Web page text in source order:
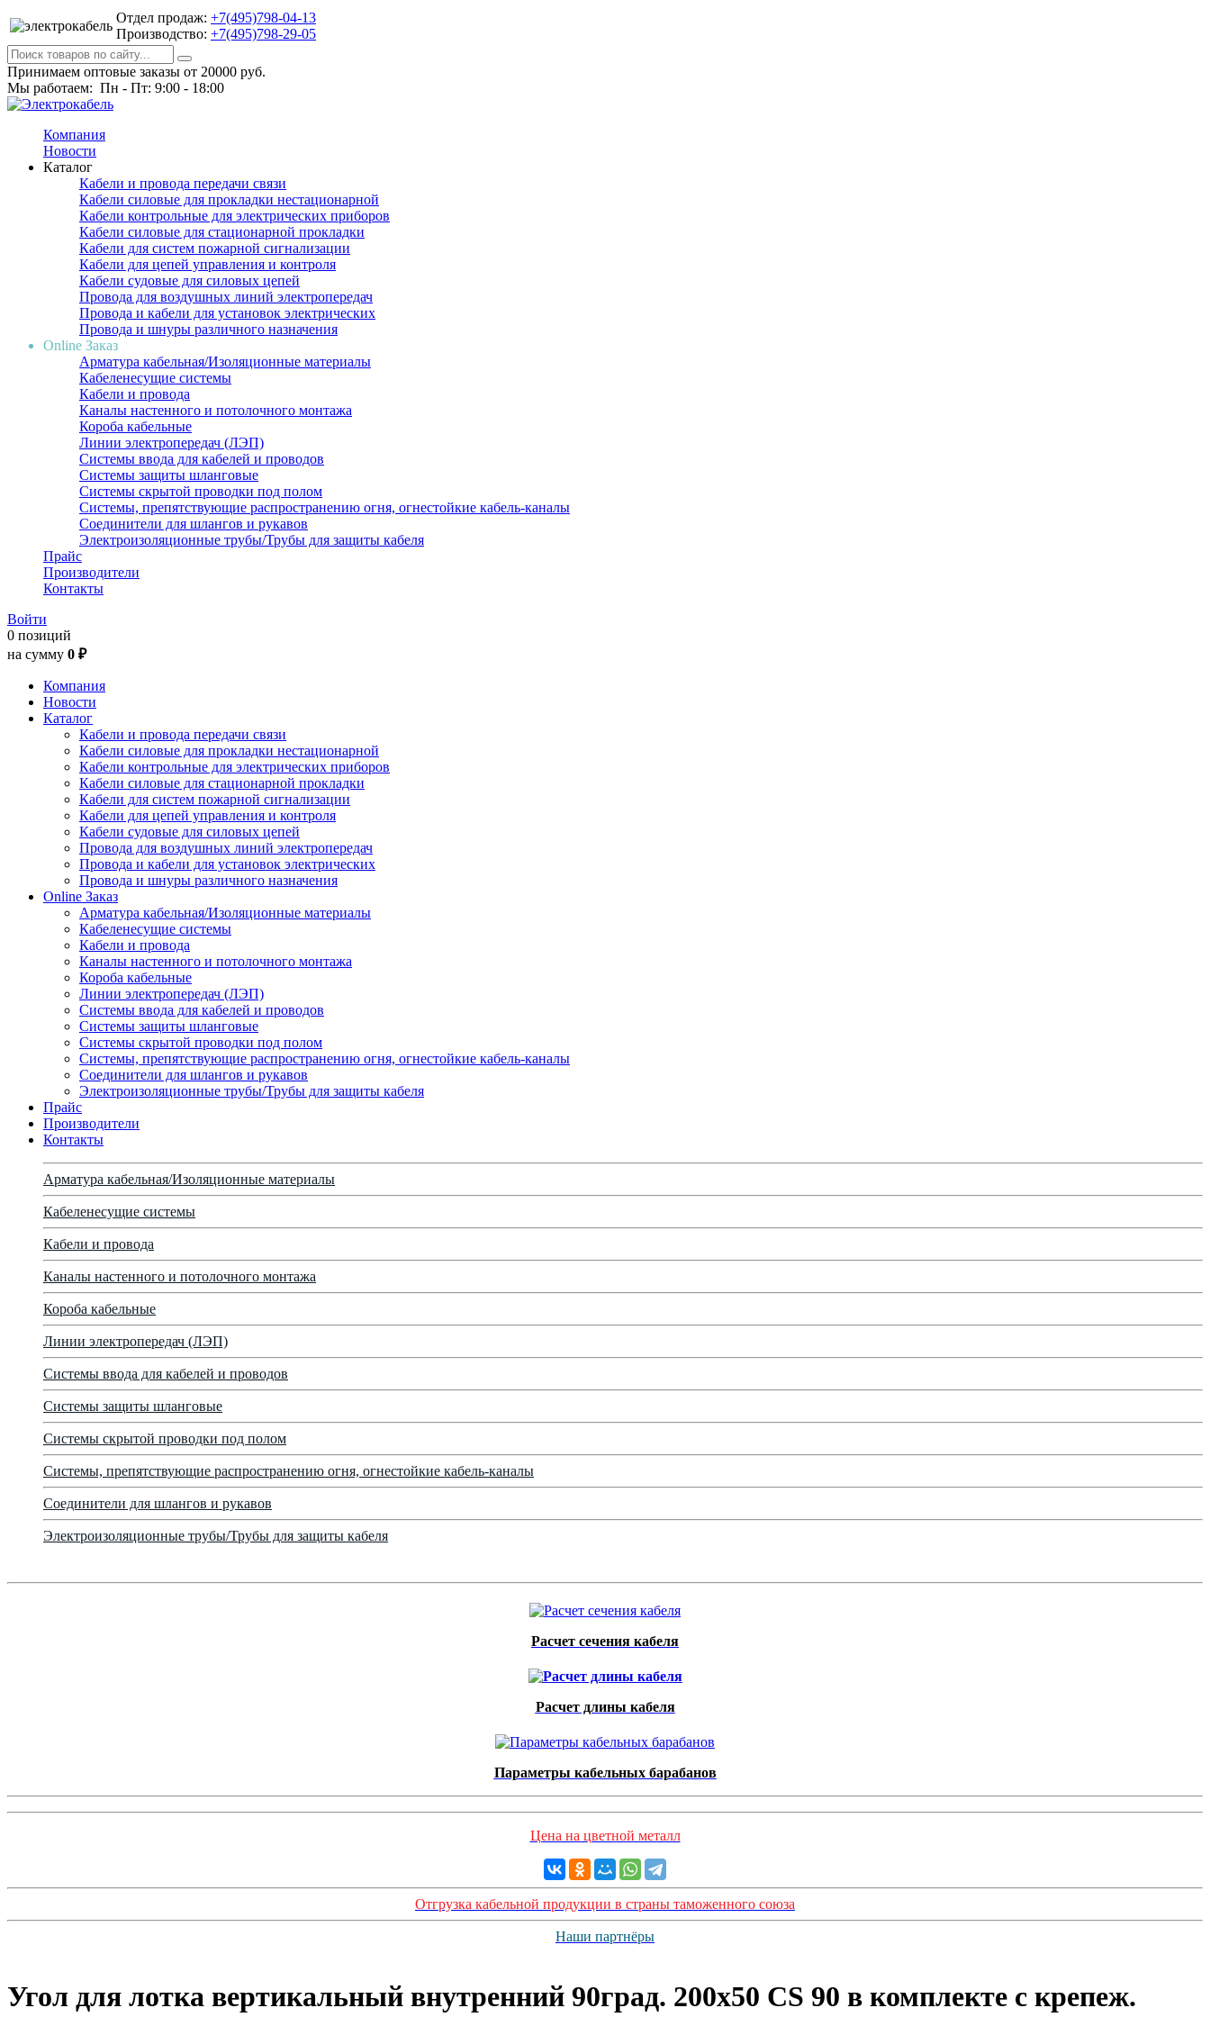
Отдел продаж: +7(495)798-04-13
Производство: +7(495)798-29-05
Принимаем оптовые заказы от 20000 руб.
Мы работаем: Пн - Пт: 9:00 - 18:00
Компания
Новости
Каталог
Кабели и провода передачи связи
Кабели силовые для прокладки нестационарной
Кабели контрольные для электрических приборов
Кабели силовые для стационарной прокладки
Кабели для систем пожарной сигнализации
Кабели для цепей управления и контроля
Кабели судовые для силовых цепей
Провода для воздушных линий электропередач
Провода и кабели для установок электрических
Провода и шнуры различного назначения
Online Заказ
Арматура кабельная/Изоляционные материалы
Кабеленесущие системы
Кабели и провода
Каналы настенного и потолочного монтажа
Короба кабельные
Линии электропередач (ЛЭП)
Системы ввода для кабелей и проводов
Системы защиты шланговые
Системы скрытой проводки под полом
Системы, препятствующие распространению огня, огнестойкие кабель-каналы
Соединители для шлангов и рукавов
Электроизоляционные трубы/Трубы для защиты кабеля
Прайс
Производители
Контакты
Войти
0 позиций
на сумму 0 ₽
Компания
Новости
Каталог
Кабели и провода передачи связи
Кабели силовые для прокладки нестационарной
Кабели контрольные для электрических приборов
Кабели силовые для стационарной прокладки
Кабели для систем пожарной сигнализации
Кабели для цепей управления и контроля
Кабели судовые для силовых цепей
Провода для воздушных линий электропередач
Провода и кабели для установок электрических
Провода и шнуры различного назначения
Online Заказ
Арматура кабельная/Изоляционные материалы
Кабеленесущие системы
Кабели и провода
Каналы настенного и потолочного монтажа
Короба кабельные
Линии электропередач (ЛЭП)
Системы ввода для кабелей и проводов
Системы защиты шланговые
Системы скрытой проводки под полом
Системы, препятствующие распространению огня, огнестойкие кабель-каналы
Соединители для шлангов и рукавов
Электроизоляционные трубы/Трубы для защиты кабеля
Прайс
Производители
Контакты
Арматура кабельная/Изоляционные материалы
Кабеленесущие системы
Кабели и провода
Каналы настенного и потолочного монтажа
Короба кабельные
Линии электропередач (ЛЭП)
Системы ввода для кабелей и проводов
Системы защиты шланговые
Системы скрытой проводки под полом
Системы, препятствующие распространению огня, огнестойкие кабель-каналы
Соединители для шлангов и рукавов
Электроизоляционные трубы/Трубы для защиты кабеля
Расчет сечения кабеля
Расчет длины кабеля
Параметры кабельных барабанов
Цена на цветной металл
Отгрузка кабельной продукции в страны таможенного союза
Наши партнёры
Угол для лотка вертикальный внутренний 90град. 200х50 CS 90 в комплекте с крепеж.